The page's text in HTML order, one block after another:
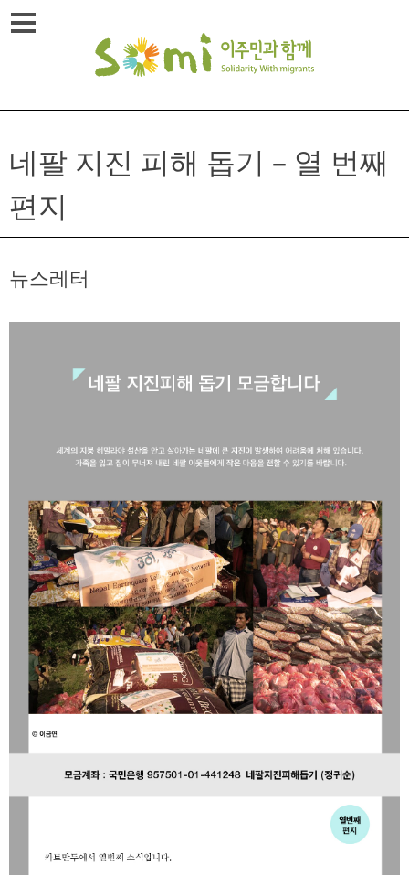
Skip
to
네팔 지진 피해 돕기 – 열 번째
편지
뉴스레터